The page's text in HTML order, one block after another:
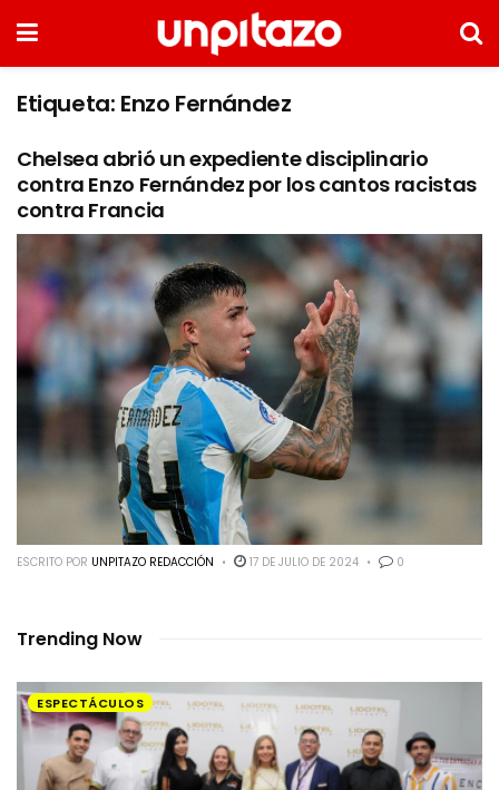
Etiqueta: Enzo Fernández
Chelsea abrió un expediente disciplinario
contra Enzo Fernández por los cantos racistas
contra Francia
ESCRITO POR UNPITAZO REDACCIÓN 17 DE JULIO DE 2024 0
Trending Now
ESPECTÁCULOS